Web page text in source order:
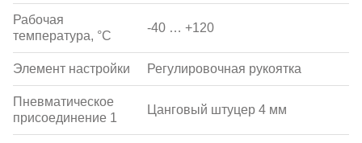
Рабочая
температура, °С
-40 … +120
Элемент настройки Регулировочная рукоятка
Пневматическое
присоединение 1
Цанговый штуцер 4 мм